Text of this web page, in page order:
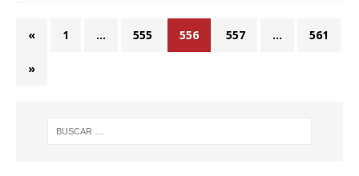
« 1 … 555 556 557 … 561
»